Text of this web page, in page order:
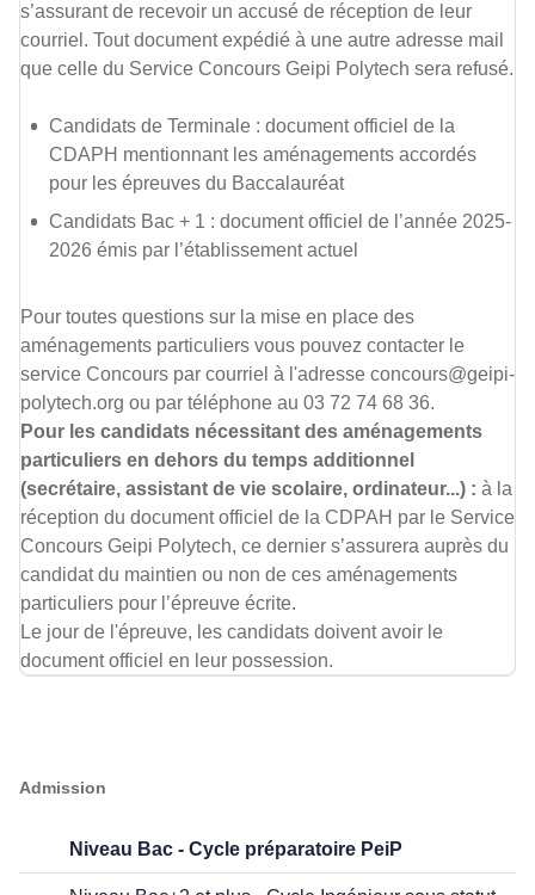
s’assurant de recevoir un accusé de réception de leur
courriel. Tout document expédié à une autre adresse mail
que celle du Service Concours Geipi Polytech sera refusé.
Candidats de Terminale : document officiel de la
CDAPH mentionnant les aménagements accordés
pour les épreuves du Baccalauréat
Candidats Bac + 1 : document officiel de l’année 2025-
2026 émis par l’établissement actuel
Pour toutes questions sur la mise en place des
aménagements particuliers vous pouvez contacter le
service Concours par courriel à l'adresse concours@geipi-
polytech.org ou par téléphone au 03 72 74 68 36.
Pour les candidats nécessitant des aménagements
particuliers en dehors du temps additionnel
(secrétaire, assistant de vie scolaire, ordinateur...) : à la
réception du document officiel de la CDPAH par le Service
Concours Geipi Polytech, ce dernier s’assurera auprès du
candidat du maintien ou non de ces aménagements
particuliers pour l’épreuve écrite.
Le jour de l'épreuve, les candidats doivent avoir le
document officiel en leur possession.
Admission
Niveau Bac - Cycle préparatoire PeiP